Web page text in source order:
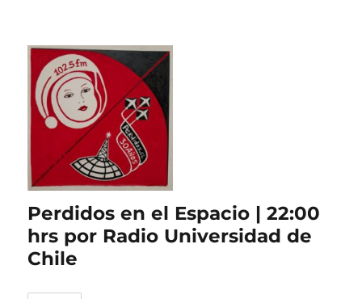
Perdidos en el Espacio | 22:00
hrs por Radio Universidad de
Chile